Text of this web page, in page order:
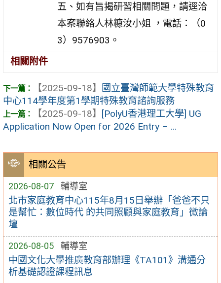
相關公告
2026-08-07 輔導室
北市家庭教育中心115年8月15日舉辦「爸爸不只
是幫忙：數位時代 的共同照顧與家庭教育」微論
壇
2026-08-05 輔導室
中國文化大學推廣教育部辦理《TA101》溝通分
析基礎認證課程訊息
五、如有旨揭研習相關問題，請逕洽
本案聯絡人林糠汝小姐 ，電話：（0
3）9576903。
相關附件
【2025-09-18】
國立臺灣師範大學特殊教育
中心114學年度第1學期特殊教育諮詢服務
【2025-09-18】 [PolyU香港理工大學] UG
Application Now Open for 2026 Entry – ...